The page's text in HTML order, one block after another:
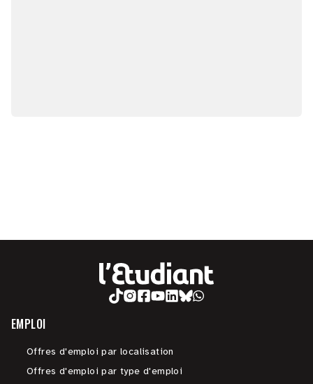
EMPLOI
Offres d'emploi par localisation
Offres d'emploi par type d'emploi